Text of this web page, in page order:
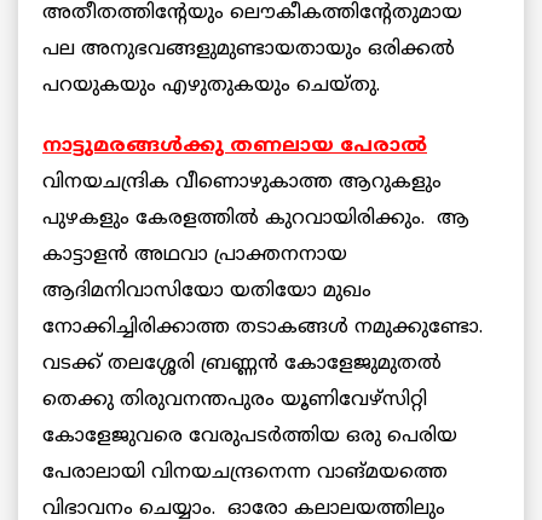
അതീതത്തിന്റേയും ലൌകീകത്തിന്റേതുമായ
പല അനുഭവങ്ങളുമുണ്ടായതായും ഒരിക്കല്‍
പറയുകയും എഴുതുകയും ചെയ്തു.
നാട്ടുമരങ്ങള്‍ക്കു തണലായ പേരാല്‍
വിനയചന്ദ്രിക വീണൊഴുകാത്ത ആറുകളും
പുഴകളും കേരളത്തില്‍ കുറവായിരിക്കും. ആ
കാട്ടാളന്‍ അഥവാ പ്രാക്തനനായ
ആദിമനിവാസിയോ യതിയോ മുഖം
നോക്കിച്ചിരിക്കാത്ത തടാകങ്ങള്‍ നമുക്കുണ്ടോ.
വടക്ക് തലശ്ശേരി ബ്രണ്ണന്‍ കോളേജുമുതല്‍
തെക്കു തിരുവനന്തപുരം യൂണിവേഴ്സിറ്റി
കോളേജുവരെ വേരുപടര്‍ത്തിയ ഒരു പെരിയ
പേരാലായി വിനയചന്ദ്രനെന്ന വാങ്മയത്തെ
വിഭാവനം ചെയ്യാം. ഓരോ കലാലയത്തിലും